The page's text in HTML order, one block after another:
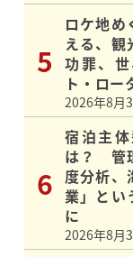
ロケ地め
える、観
功罪、
ト・ロー
2026年8月
宿泊主
は？ 管
度分析、
業」とい
に
2026年8月